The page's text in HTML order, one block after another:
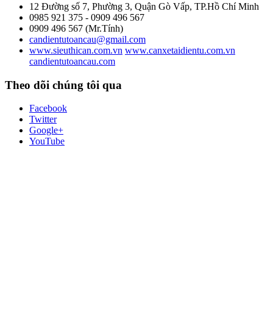
12 Đường số 7, Phường 3, Quận Gò Vấp, TP.Hồ Chí Minh
0985 921 375 - 0909 496 567
0909 496 567 (Mr.Tính)
candientutoancau@gmail.com
www.sieuthican.com.vn www.canxetaidientu.com.vn
candientutoancau.com
Theo dõi chúng tôi qua
Facebook
Twitter
Google+
YouTube